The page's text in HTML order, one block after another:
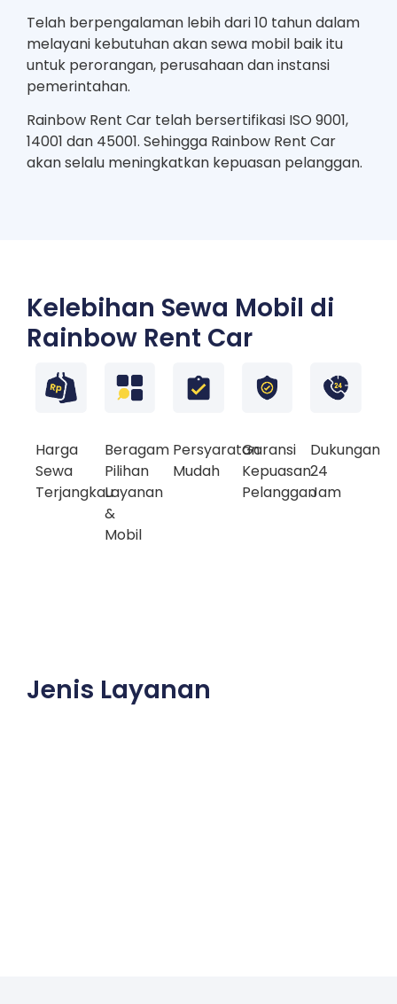
Telah berpengalaman lebih dari 10 tahun dalam
melayani kebutuhan akan sewa mobil baik itu
untuk perorangan, perusahaan dan instansi
pemerintahan.
Rainbow Rent Car telah bersertifikasi ISO 9001,
14001 dan 45001. Sehingga Rainbow Rent Car
akan selalu meningkatkan kepuasan pelanggan.
Kelebihan Sewa Mobil di
Rainbow Rent Car
Harga
Sewa
Terjangkau
Beragam
Pilihan
Layanan
&
Mobil
Persyaratan
Mudah
Garansi
Kepuasan
Pelanggan
Dukungan
24
Jam
Jenis Layanan